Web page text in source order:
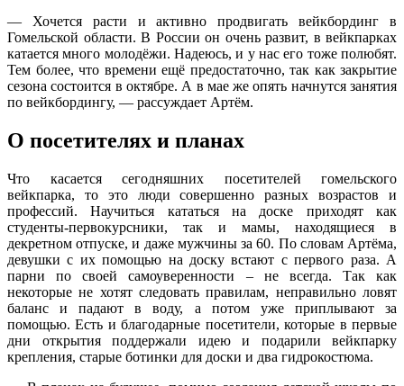
— Хочется расти и активно продвигать вейкбординг в
Гомельской области. В России он очень развит, в вейкпарках
катается много молодёжи. Надеюсь, и у нас его тоже полюбят.
Тем более, что времени ещё предостаточно, так как закрытие
сезона состоится в октябре. А в мае же опять начнутся занятия
по вейкбордингу, — рассуждает Артём.
О посетителях и планах
Что касается сегодняшних посетителей гомельского
вейкпарка, то это люди совершенно разных возрастов и
профессий. Научиться кататься на доске приходят как
студенты-первокурсники, так и мамы, находящиеся в
декретном отпуске, и даже мужчины за 60. По словам Артёма,
девушки с их помощью на доску встают с первого раза. А
парни по своей самоуверенности – не всегда. Так как
некоторые не хотят следовать правилам, неправильно ловят
баланс и падают в воду, а потом уже приплывают за
помощью. Есть и благодарные посетители, которые в первые
дни открытия поддержали идею и подарили вейкпарку
крепления, старые ботинки для доски и два гидрокостюма.